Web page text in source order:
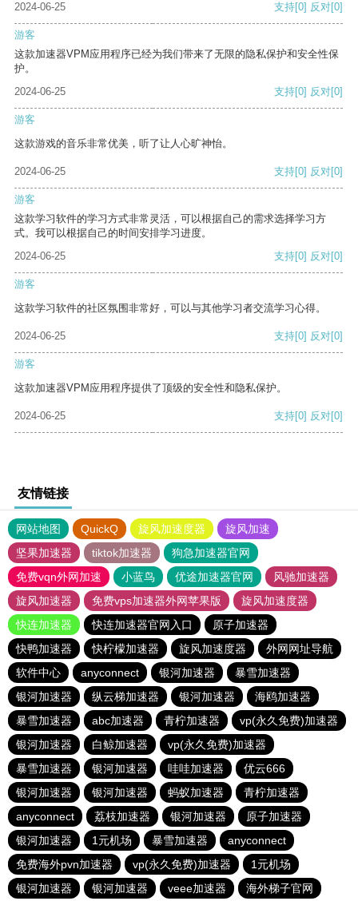
2024-06-25 支持[0] 反对[0]
游客
这款加速器VPM应用程序已经为我们带来了无限的隐私保护和安全性保
护。
2024-06-25
支持[0] 反对[0]
游客
这款游戏的音乐非常优美，听了让人心旷神怡。
2024-06-25 支持[0] 反对[0]
游客
这款学习软件的学习方式非常灵活，可以根据自己的需求选择学习方
式。我可以根据自己的时间安排学习进度。
2024-06-25
支持[0] 反对[0]
游客
这款学习软件的社区氛围非常好，可以与其他学习者交流学习心得。
2024-06-25 支持[0] 反对[0]
游客
这款加速器VPM应用程序提供了顶级的安全性和隐私保护。
2024-06-25 支持[0] 反对[0]
友情链接
网站地图 QuickQ 旋风加速度器
旋风加速
坚果加速器
tiktok加速器
狗急加速器官网
免费vqn外网加速
小蓝鸟 优途加速器官网
风驰加速器
旋风加速器
免费vps加速器外网苹果版
旋风加速度器
快连加速器
快连加速器官网入口
原子加速器
快鸭加速器
快柠檬加速器 旋风加速度器
外网网址导航
软件中心
anyconnect 银河加速器
暴雪加速器
银河加速器
纵云梯加速器 银河加速器
海鸥加速器
暴雪加速器
abc加速器 青柠加速器
vp(永久免费)加速器
银河加速器
白鲸加速器
vp(永久免费)加速器
暴雪加速器
银河加速器 哇哇加速器
优云666
银河加速器
银河加速器 蚂蚁加速器
青柠加速器
anyconnect
荔枝加速器 银河加速器
原子加速器
银河加速器
1元机场 暴雪加速器
anyconnect
免费海外pvn加速器
vp(永久免费)加速器
1元机场
银河加速器
银河加速器 veee加速器 海外梯子官网